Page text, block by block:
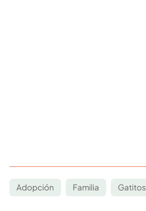
Adopción Familia Gatitos